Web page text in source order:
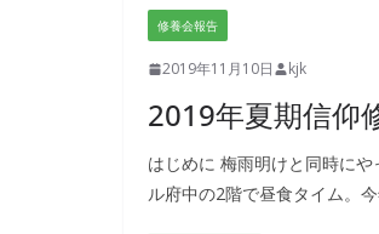
修養会報告
2019年11月10日 kjk
2019年夏期信
はじめに 梅雨明けと同時に
ル府中の2階で昼食タイム。